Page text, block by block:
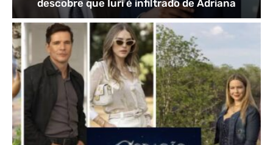
descobre que Iuri é infiltrado de Adriana